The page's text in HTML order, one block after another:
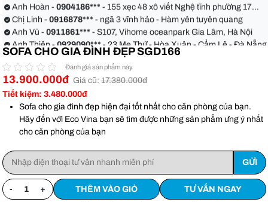
quận Bình Thạnh
Chị Linh - 0916878***
- ngã 3 vĩnh hảo - Hàm yên tuyên quang
Anh Vũ -
0911861***
- S107, Vihome oceanpark Gia Lâm, Hà Nội
Anh Thiện -
0929090***
- 23 Mẹ Thứ - Hòa Xuân - Cẩm Lệ - Đà Nẵng
Chị Hoa - 0988068*** - 56 Nguyễn Khang, Cầu Giấy
Anh Việt -0349582***- Toà Moonlight An Lạc, Vân Canh Hoài Đức
Anh Hoàn -0904186*** - 155 xẹc 48 xô viết Nghệ tĩnh phường 17
quận Bình Thạnh
Chị Linh - 0916878***
Anh Vũ -
0911861*** - S107, Vihome oceanpark Gia Lâm, Hà Nội
SOFA CHO GIA ĐÌNH ĐẸP SGD166
Đánh giá sản phẩm này
13.900.000đ Giá cũ:17.380.000đ
Tiết kiệm: 3.480.000đ
Sofa cho gia đình đẹp hiện đại tốt nhất cho căn phòng của bạn.
Hãy đến với Eco Vina bạn sẽ tìm được những sản phẩm ưng ý nhất
cho căn phòng của bạn
- + THÊM VÀO GIỎ TƯ VẤN NGAY